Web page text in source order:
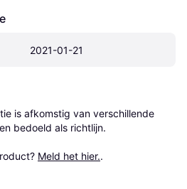
2021-01-21
is afkomstig van verschillende
bedoeld als richtlijn.
Meld het hier..